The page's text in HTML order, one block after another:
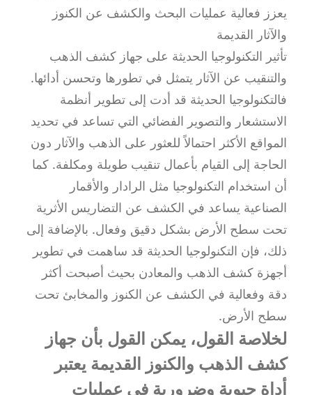
يعزز فعالية عمليات البحث والكشف عن الكنوز
والآثار القديمة
تأثير التكنولوجيا الحديثة على جهاز كشف الذهب
والتنقيب عن الآثار يتمثل في تطورها وتحسن أدائها.
فالتكنولوجيا الحديثة قد أدت إلى تطوير أنظمة
الاستشعار والتصوير الفضائي التي تساعد في تحديد
المواقع الأكثر احتمالاً للعثور على الذهب والآثار دون
الحاجة إلى القيام بأعمال تنقيب طويلة ومكلفة. كما
أن استخدام التكنولوجيا مثل الرادار والأقمار
الصناعية يساعد في الكشف عن التضاريس الأثرية
تحت سطح الأرض بشكل دقيق وفعال. بالإضافة إلى
ذلك، فإن التكنولوجيا الحديثة قد ساهمت في تطوير
أجهزة كشف الذهب والمعادن بحيث أصبحت أكثر
دقة وفعالية في الكشف عن الكنوز والمخابئ تحت
سطح الأرض.
لخلاصة القول، يمكن القول بأن جهاز
كشف الذهب والكنوز القديمة يعتبر
أداة حيوية وضرورية في عمليات